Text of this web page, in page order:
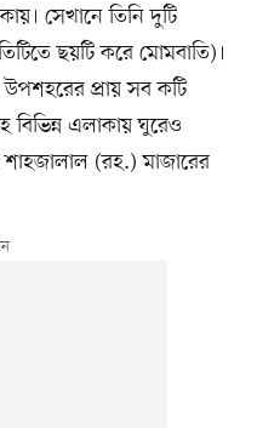
সেখানে তিনি দুটি
ছয়টি করে মোমবাতি)।
প্রায় সব কটি
বিভিন্ন এলাকায় ঘুরেও
(রহ.) মাজারের